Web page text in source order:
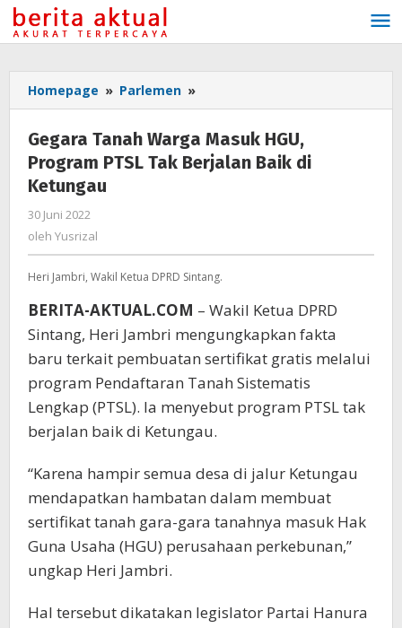
Lewati
ke
konten
Homepage » Parlemen »
Tanah
Masuk
HGU,
Baik
di
Gegara Tanah Warga Masuk HGU,
Program PTSL Tak Berjalan Baik di
Ketungau
30 Juni 2022
oleh Yusrizal
Heri Jambri, Wakil Ketua DPRD Sintang.
BERITA-AKTUAL.COM – Wakil Ketua DPRD
Sintang, Heri Jambri mengungkapkan fakta
baru terkait pembuatan sertifikat gratis melalui
program Pendaftaran Tanah Sistematis
Lengkap (PTSL). Ia menyebut program PTSL tak
berjalan baik di Ketungau.
“Karena hampir semua desa di jalur Ketungau
mendapatkan hambatan dalam membuat
sertifikat tanah gara-gara tanahnya masuk Hak
Guna Usaha (HGU) perusahaan perkebunan,”
ungkap Heri Jambri.
Hal tersebut dikatakan legislator Partai Hanura